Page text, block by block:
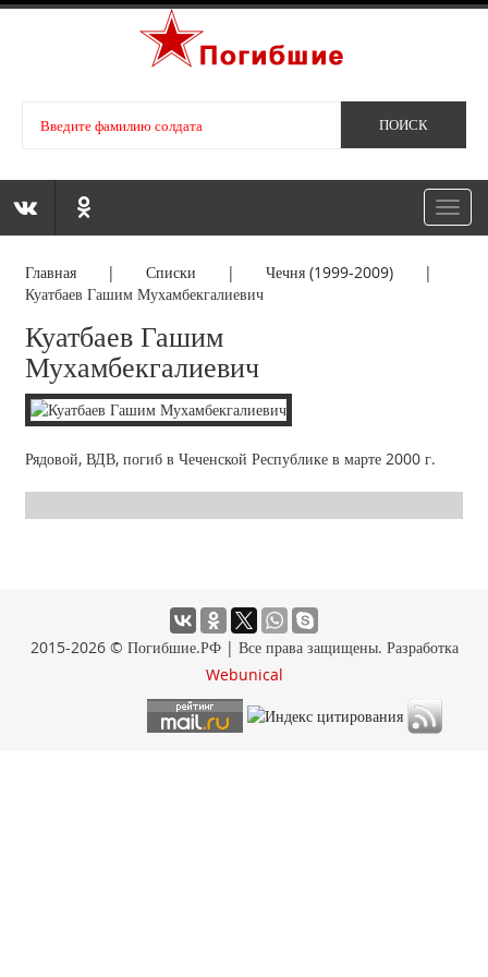
Главная |Списки | Чечня (1999-2009)|
Куатбаев Гашим Мухамбекгалиевич
Куатбаев Гашим
Мухамбекгалиевич
Рядовой, ВДВ, погиб в Чеченской Республике в марте 2000 г.
2015-2026 © Погибшие.РФ | Все права защищены. Разработка
Webunical